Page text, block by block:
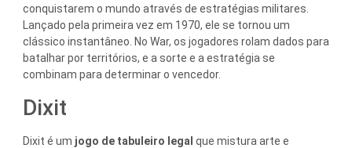
conquistarem o mundo através de estratégias militares.
Lançado pela primeira vez em 1970, ele se tornou um
clássico instantâneo. No War, os jogadores rolam dados para
batalhar por territórios, e a sorte e a estratégia se
combinam para determinar o vencedor.
Dixit
Dixit é um jogo de tabuleiro legal que mistura arte e